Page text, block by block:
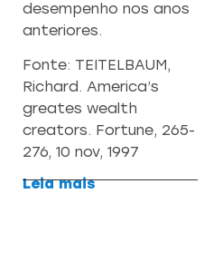
desempenho nos anos
anteriores.
Fonte: TEITELBAUM,
Richard. America’s
greates wealth
creators. Fortune, 265-
276, 10 nov, 1997
Leia mais